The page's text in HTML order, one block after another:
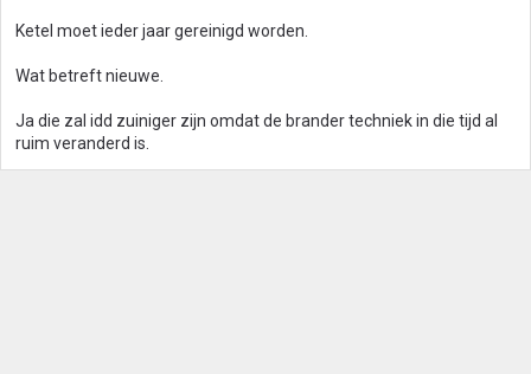
Ketel moet ieder jaar gereinigd worden.
Wat betreft nieuwe.
Ja die zal idd zuiniger zijn omdat de brander techniek in die tijd al
ruim veranderd is.